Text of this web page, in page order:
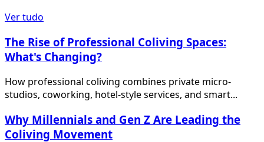
Ver tudo
The Rise of Professional Coliving Spaces:
What's Changing?
How professional coliving combines private micro-
studios, coworking, hotel-style services, and smart...
Why Millennials and Gen Z Are Leading the
Coliving Movement